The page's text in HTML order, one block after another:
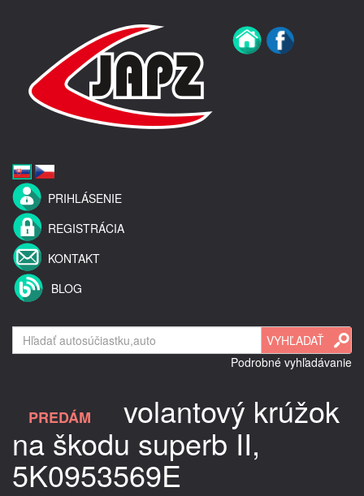
PRIHLÁSENIE
REGISTRÁCIA
KONTAKT
BLOG
Podrobné vyhľadávanie
PREDÁM volantový krúžok
na škodu superb II,
5K0953569E